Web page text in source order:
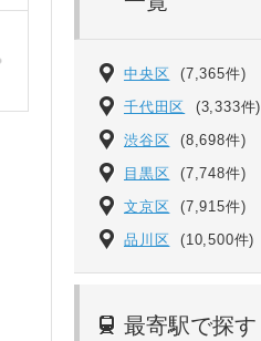
中央区 (7,365件)
千代田区 (3,333件)
渋谷区 (8,698件)
目黒区 (7,748件)
文京区 (7,915件)
品川区 (10,500件)
最寄駅で探す